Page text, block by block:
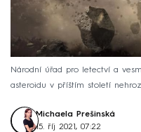
Národní úřad pro letectví a
asteroidu v příštím století
Michaela Prešinská
15. říj 2021, 07:22